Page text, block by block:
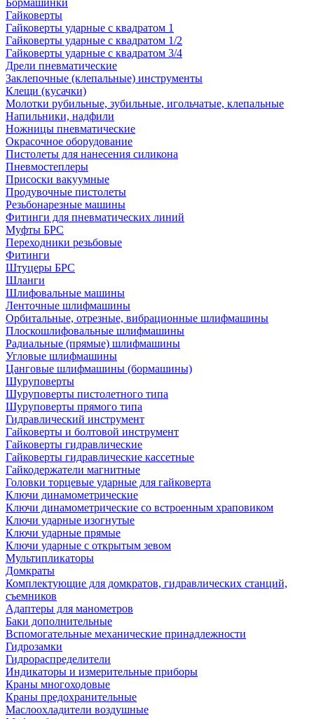
Бормашинки
Гайковерты
Гайковерты ударные с квадратом 1
Гайковерты ударные с квадратом 1/2
Гайковерты ударные с квадратом 3/4
Дрели пневматические
Заклепочные (клепальные) инструменты
Клещи (кусачки)
Молотки рубильные, зубильные, игольчатые, клепальные
Напильники, надфили
Ножницы пневматические
Окрасочное оборудование
Пистолеты для нанесения силикона
Пневмостеплеры
Присоски вакуумные
Продувочные пистолеты
Резьбонарезные машины
Фитинги для пневматических линий
Муфты БРС
Переходники резьбовые
Фитинги
Штуцеры БРС
Шланги
Шлифовальные машины
Ленточные шлифмашины
Орбитальные, отрезные, вибрационные шлифмашины
Плоскошлифовальные шлифмашины
Радиальные (прямые) шлифмашины
Угловые шлифмашины
Цанговые шлифмашины (бормашины)
Шуруповерты
Шуруповерты пистолетного типа
Шуруповерты прямого типа
Гидравлический инструмент
Гайковерты и болтовой инструмент
Гайковерты гидравлические
Гайковерты гидравлические кассетные
Гайкодержатели магнитные
Головки торцевые ударные для гайковерта
Ключи динамометрические
Ключи динамометрические со встроенным храповиком
Ключи ударные изогнутые
Ключи ударные прямые
Ключи ударные с открытым зевом
Мультипликаторы
Домкраты
Комплектующие для домкратов, гидравлических станций,
съемников
Адаптеры для манометров
Баки дополнительные
Вспомогательные механические принадлежности
Гидрозамки
Гидрораспределители
Индикаторы и измерительные приборы
Краны многоходовые
Краны предохранительные
Маслоохладители воздушные